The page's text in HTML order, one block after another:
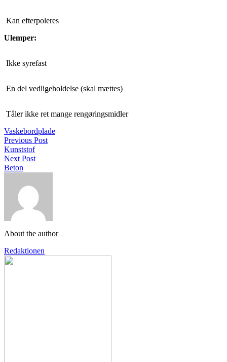
Kan efterpoleres
Ulemper:
Ikke syrefast
En del vedligeholdelse (skal mættes)
Tåler ikke ret mange rengøringsmidler
Vaskebordplade
Previous Post
Kunststof
Next Post
Beton
About the author
Redaktionen